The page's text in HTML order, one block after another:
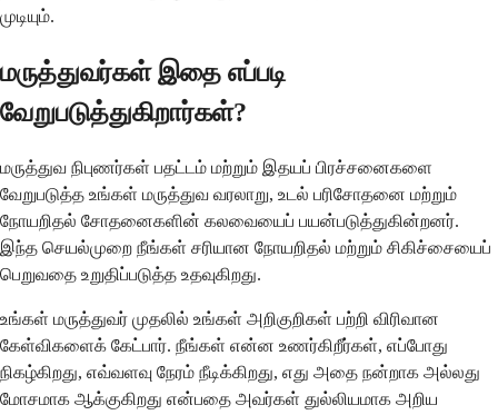
முடியும்.
மருத்துவர்கள் இதை எப்படி
வேறுபடுத்துகிறார்கள்?
மருத்துவ நிபுணர்கள் பதட்டம் மற்றும் இதயப் பிரச்சனைகளை
வேறுபடுத்த உங்கள் மருத்துவ வரலாறு, உடல் பரிசோதனை மற்றும்
நோயறிதல் சோதனைகளின் கலவையைப் பயன்படுத்துகின்றனர்.
இந்த செயல்முறை நீங்கள் சரியான நோயறிதல் மற்றும் சிகிச்சையைப்
பெறுவதை உறுதிப்படுத்த உதவுகிறது.
உங்கள் மருத்துவர் முதலில் உங்கள் அறிகுறிகள் பற்றி விரிவான
கேள்விகளைக் கேட்பார். நீங்கள் என்ன உணர்கிறீர்கள், எப்போது
நிகழ்கிறது, எவ்வளவு நேரம் நீடிக்கிறது, எது அதை நன்றாக அல்லது
மோசமாக ஆக்குகிறது என்பதை அவர்கள் துல்லியமாக அறிய